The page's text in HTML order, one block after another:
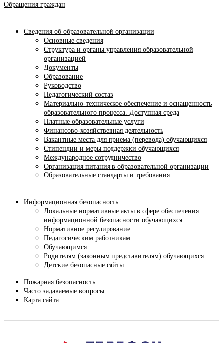
Обращения граждан
Сведения об образовательной организации
Основные сведения
Структура и органы управления образовательной
организацией
Документы
Образование
Руководство
Педагогический состав
Материально-техническое обеспечение и оснащенность
образовательного процесса. Доступная среда
Платные образовательные услуги
Финансово-хозяйственная деятельность
Вакантные места для приема (перевода) обучающихся
Стипендии и меры поддержки обучающихся
Международное сотрудничество
Организация питания в образовательной организации
Образовательные стандарты и требования
Информационная безопасность
Локальные нормативные акты в сфере обеспечения
информационной безопасности обучающихся
Нормативное регулирование
Педагогическим работникам
Обучающимся
Родителям (законным представителям) обучающихся
Детские безопасные сайты
Пожарная безопасность
Часто задаваемые вопросы
Карта сайта